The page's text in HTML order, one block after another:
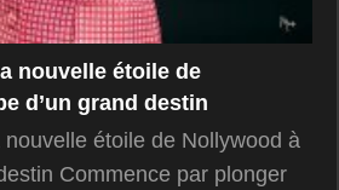
nouvelle étoile de
d’un grand destin
étoile de Nollywood à
Commence par plonger